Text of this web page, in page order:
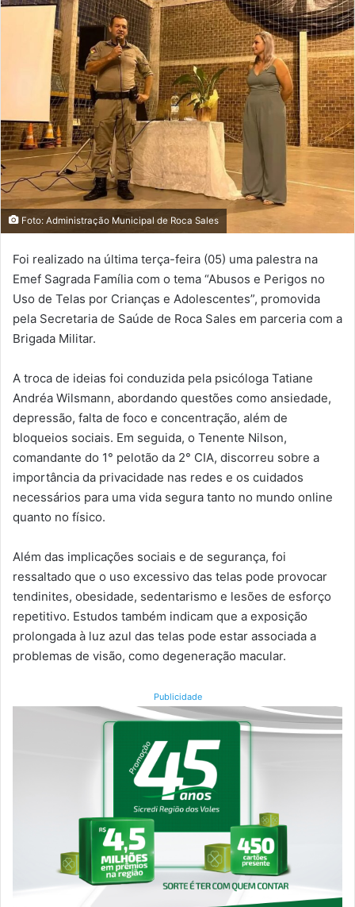
Foto: Administração Municipal de Roca Sales
Foi realizado na última terça-feira (05) uma palestra na
Emef Sagrada Família com o tema “Abusos e Perigos no
Uso de Telas por Crianças e Adolescentes”, promovida
pela Secretaria de Saúde de Roca Sales em parceria com a
Brigada Militar.
A troca de ideias foi conduzida pela psicóloga Tatiane
Andréa Wilsmann, abordando questões como ansiedade,
depressão, falta de foco e concentração, além de
bloqueios sociais. Em seguida, o Tenente Nilson,
comandante do 1° pelotão da 2° CIA, discorreu sobre a
importância da privacidade nas redes e os cuidados
necessários para uma vida segura tanto no mundo online
quanto no físico.
Além das implicações sociais e de segurança, foi
ressaltado que o uso excessivo das telas pode provocar
tendinites, obesidade, sedentarismo e lesões de esforço
repetitivo. Estudos também indicam que a exposição
prolongada à luz azul das telas pode estar associada a
problemas de visão, como degeneração macular.
Publicidade